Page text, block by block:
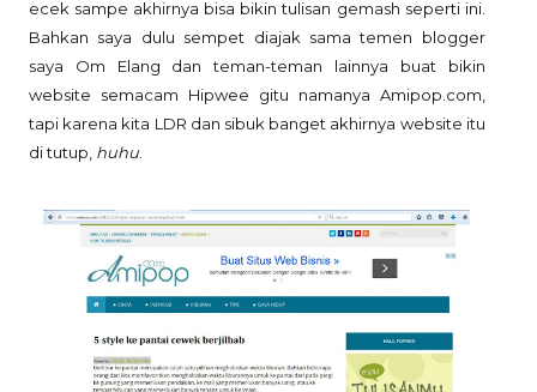
ecek sampe akhirnya bisa bikin tulisan gemash seperti ini.
Bahkan saya dulu sempet diajak sama temen blogger
saya Om Elang dan teman-teman lainnya buat bikin
website semacam Hipwee gitu namanya Amipop.com,
tapi karena kita LDR dan sibuk banget akhirnya website itu
di tutup, huhu